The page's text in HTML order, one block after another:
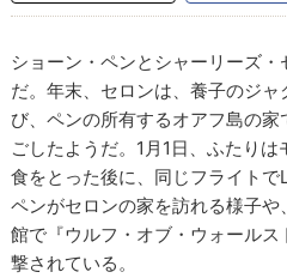
ショーン・ペンとシャーリーズ・
だ。年末、セロンは、養子のジ
び、ペンの所有するオアフ島の
ごしたようだ。1月1日、ふたり
食をとった後に、同じフライト
ペンがセロンの家を訪れる様子
館で『ウルフ・オブ・ウォール
撃されている。